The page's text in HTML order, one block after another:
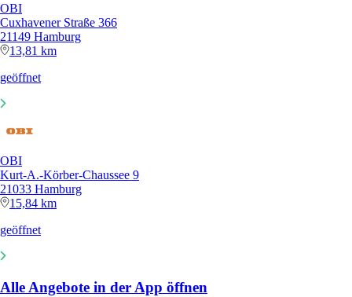
OBI
Cuxhavener Straße 366
21149 Hamburg
13,81 km
geöffnet
OBI
Kurt-A.-Körber-Chaussee 9
21033 Hamburg
15,84 km
geöffnet
Alle Angebote in der App öffnen